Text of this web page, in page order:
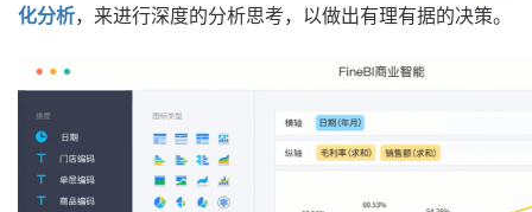
化分析，来进行深度的分析思考，以做出有理有据的决策。